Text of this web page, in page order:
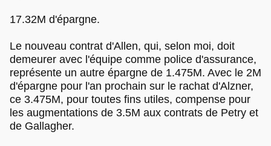
17.32M d'épargne.
Le nouveau contrat d'Allen, qui, selon moi, doit
demeurer avec l'équipe comme police d'assurance,
représente un autre épargne de 1.475M. Avec le 2M
d'épargne pour l'an prochain sur le rachat d'Alzner,
ce 3.475M, pour toutes fins utiles, compense pour
les augmentations de 3.5M aux contrats de Petry et
de Gallagher.